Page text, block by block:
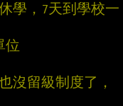
學，7天到學校一
位
沒留級制度了，